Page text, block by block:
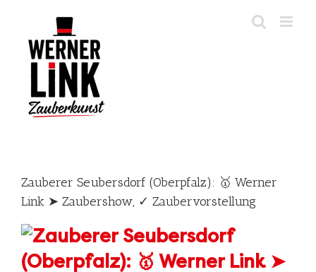
content
Zauberer Seubersdorf (Oberpfalz): 🥇 Werner
Link ➤ Zaubershow, ✓ Zaubervorstellung